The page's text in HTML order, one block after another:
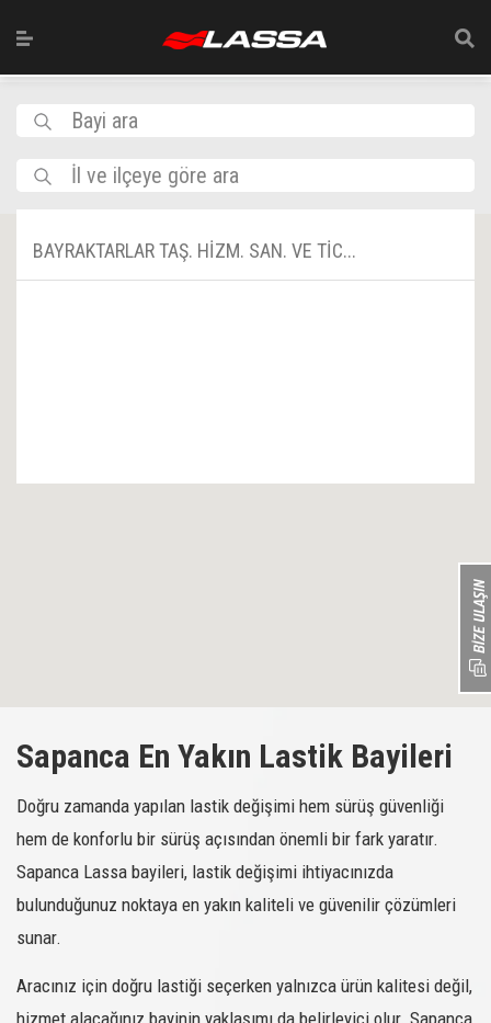
Bayi ara
İl ve ilçeye göre ara
BAYRAKTARLAR TAŞ. HİZM. SAN. VE TİC...
Sapanca En Yakın Lastik Bayileri
Doğru zamanda yapılan lastik değişimi hem sürüş güvenliği
hem de konforlu bir sürüş açısından önemli bir fark yaratır.
Sapanca Lassa bayileri, lastik değişimi ihtiyacınızda
bulunduğunuz noktaya en yakın kaliteli ve güvenilir çözümleri
sunar.
Aracınız için doğru lastiği seçerken yalnızca ürün kalitesi değil,
hizmet alacağınız bayinin yaklaşımı da belirleyici olur. Sapanca